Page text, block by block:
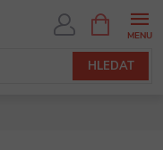
HLEDAT
NÁKUPNÍ
KOŠÍK